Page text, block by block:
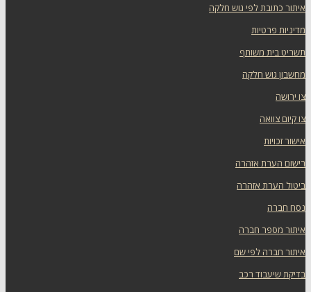
איתור כתובת לפי גוש חלקה
מדיניות פרטיות
תשריט בית משותף
מחשבון גוש חלקה
צו ירושה
צו קיום צוואה
אישור זכויות
רישום הערת אזהרה
ביטול הערת אזהרה
נסח חברה
איתור מספר חברה
איתור חברה לפי שם
בדיקת שיעבוד רכב